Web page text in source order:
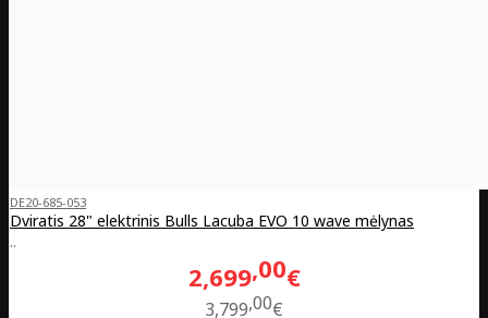
DE20-685-053
Dviratis 28" elektrinis Bulls Lacuba EVO 10 wave mėlynas
..
2,699 00€
3,799 00€